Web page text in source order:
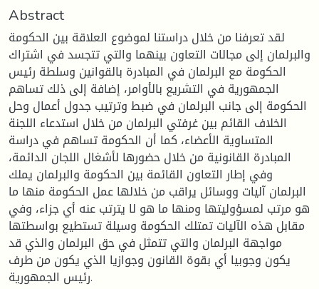
Abstract
لقد تعرفنا من خلال دراستنا لموضوع العلاقة بين الحكومة
والبرلمان إلى مجالات التعاون بينهما والتي تتجسد في اشتراك
الحكومة مع البرلمان في المبادرة بالقوانين وسلطة رئيس
الجمهورية في التشريع بالأوامر، إضافة إلى ذلك تساهم
الحكومة إلى جانب البرلمان في ضبط وترتيب جدول أعمال وحل
الخلاف القائم بين غرفتي البرلمان من خلال استدعاء اللجنة
المتساوية الأعضاء، كما أن الحكومة تساهم في دراسة
المبادرة القانونية من خلال حضورها لأشغال اللجان الدائمة،
وفي إطار التعاون القائمة بين الحكومة والبرلمان يملك
البرلمان آليات ووسائل يراقب من خلالها عمل الحكومة منها ما
هو مرتب لمسؤوليتها ومنها ما هو لا يترتب عنه أي جزاء، وفي
مقابل هذه الآليات تمتلك الحكومة وسيلة تستطيع بواسطتها
مواجهة البرلمان والتي تتمثل في حق البرلمان والذي قد
يكون وجوبيا أي بقوة القانون وجوازيا الذي يكون من طرف
رئيس الجمهورية.